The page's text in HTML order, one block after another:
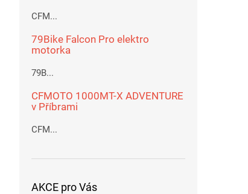
CFM...
79Bike Falcon Pro elektro
motorka
79B...
CFMOTO 1000MT-X ADVENTURE
v Příbrami
CFM...
AKCE pro Vás